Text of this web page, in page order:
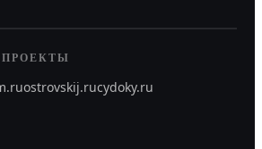
ostrovskij.rucydoky.ru